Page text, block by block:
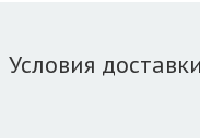
Условия доставки